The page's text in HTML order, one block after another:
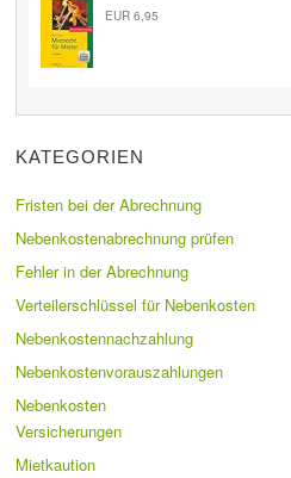
EUR 6,95
KATEGORIEN
Fristen bei der Abrechnung
Nebenkostenabrechnung prüfen
Fehler in der Abrechnung
Verteilerschlüssel für Nebenkosten
Nebenkostennachzahlung
Nebenkostenvorauszahlungen
Nebenkosten
Versicherungen
Mietkaution